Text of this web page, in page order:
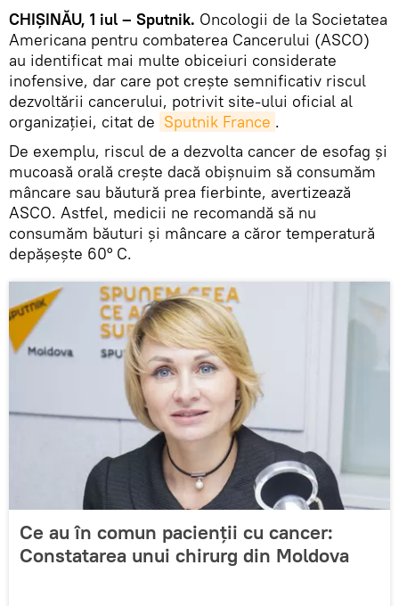
CHIȘINĂU, 1 iul – Sputnik. Oncologii de la Societatea
Americana pentru combaterea Cancerului (ASCO)
au identificat mai multe obiceiuri considerate
inofensive, dar care pot creşte semnificativ riscul
dezvoltării cancerului, potrivit site-ului oficial al
organizaţiei, citat de Sputnik France .
De exemplu, riscul de a dezvolta cancer de esofag şi
mucoasă orală creşte dacă obişnuim să consumăm
mâncare sau băutură prea fierbinte, avertizează
ASCO. Astfel, medicii ne recomandă să nu
consumăm băuturi și mâncare a căror temperatură
depășește 60° C.
Ce au în comun pacienții cu cancer:
Constatarea unui chirurg din Moldova